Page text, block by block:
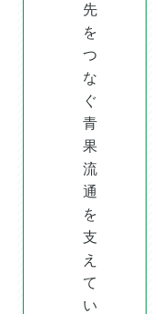
先
を
つ
な
ぐ
青
果
流
通
を
支
え
て
い